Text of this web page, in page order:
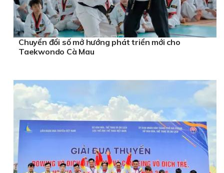
Chuyển đổi số mở hướng phát triển mới cho
Taekwondo Cà Mau